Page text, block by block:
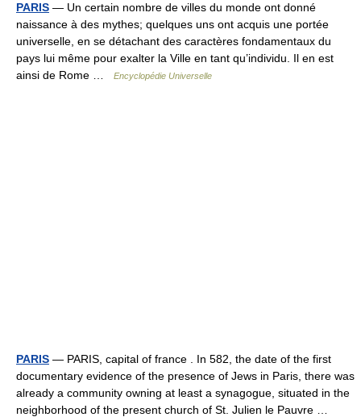
PARIS — Un certain nombre de villes du monde ont donné
naissance à des mythes; quelques uns ont acquis une portée
universelle, en se détachant des caractères fondamentaux du
pays lui même pour exalter la Ville en tant qu’individu. Il en est
ainsi de Rome …
Encyclopédie Universelle
PARIS — PARIS, capital of france . In 582, the date of the first
documentary evidence of the presence of Jews in Paris, there was
already a community owning at least a synagogue, situated in the
neighborhood of the present church of St. Julien le Pauvre …